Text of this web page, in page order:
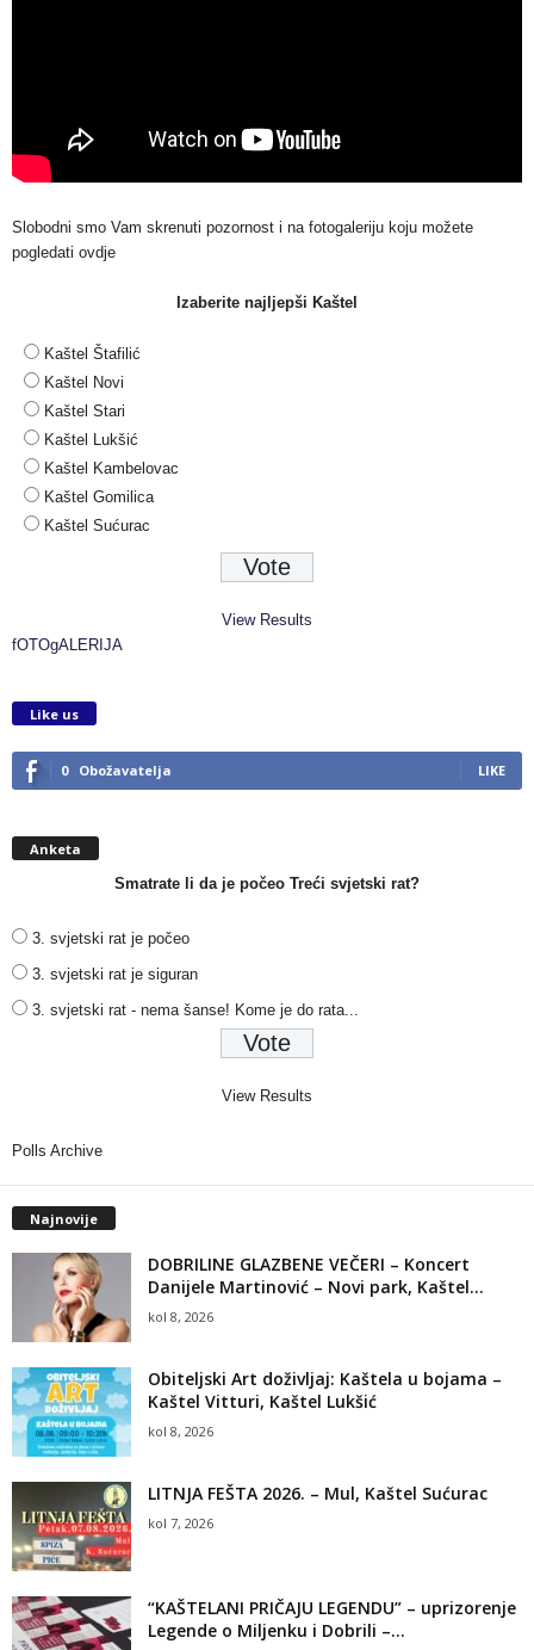
Slobodni smo Vam skrenuti pozornost i na fotogaleriju koju možete
pogledati ovdje
Izaberite najljepši Kaštel
Kaštel Štafilić
Kaštel Novi
Kaštel Stari
Kaštel Lukšić
Kaštel Kambelovac
Kaštel Gomilica
Kaštel Sućurac
View Results
fOTOgALERIJA
Like us
0 Obožavatelja LIKE
Anketa
Smatrate li da je počeo Treći svjetski rat?
3. svjetski rat je počeo
3. svjetski rat je siguran
3. svjetski rat - nema šanse! Kome je do rata...
View Results
Polls Archive
Najnovije
DOBRILINE GLAZBENE VEČERI – Koncert
Danijele Martinović – Novi park, Kaštel...
kol 8, 2026
Obiteljski Art doživljaj: Kaštela u bojama –
Kaštel Vitturi, Kaštel Lukšić
kol 8, 2026
LITNJA FEŠTA 2026. – Mul, Kaštel Sućurac
kol 7, 2026
“KAŠTELANI PRIČAJU LEGENDU” – uprizorenje
Legende o Miljenku i Dobrili –...